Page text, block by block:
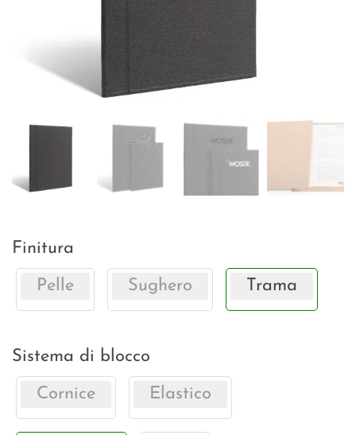
Finitura
Pelle Sughero Trama
Sistema di blocco
Cornice Elastico